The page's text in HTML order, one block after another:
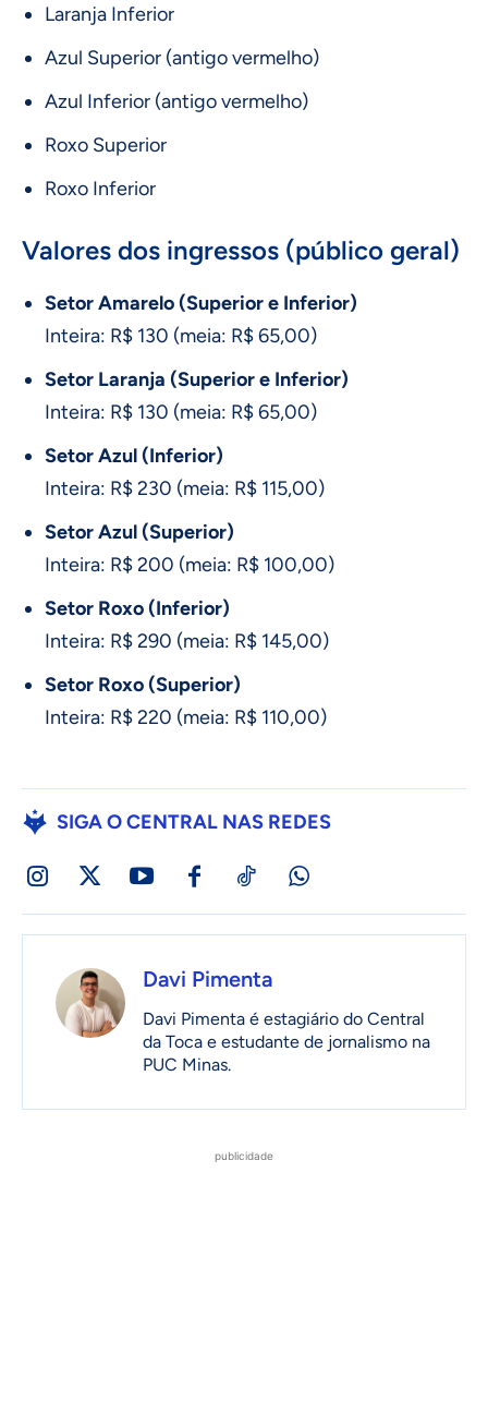
Laranja Inferior
Azul Superior (antigo vermelho)
Azul Inferior (antigo vermelho)
Roxo Superior
Roxo Inferior
Valores dos ingressos (público geral)
Setor Amarelo (Superior e Inferior)
Inteira: R$ 130 (meia: R$ 65,00)
Setor Laranja (Superior e Inferior)
Inteira: R$ 130 (meia: R$ 65,00)
Setor Azul (Inferior)
Inteira: R$ 230 (meia: R$ 115,00)
Setor Azul (Superior)
Inteira: R$ 200 (meia: R$ 100,00)
Setor Roxo (Inferior)
Inteira: R$ 290 (meia: R$ 145,00)
Setor Roxo (Superior)
Inteira: R$ 220 (meia: R$ 110,00)
SIGA O CENTRAL NAS REDES
Davi Pimenta
Davi Pimenta é estagiário do Central
da Toca e estudante de jornalismo na
PUC Minas.
publicidade